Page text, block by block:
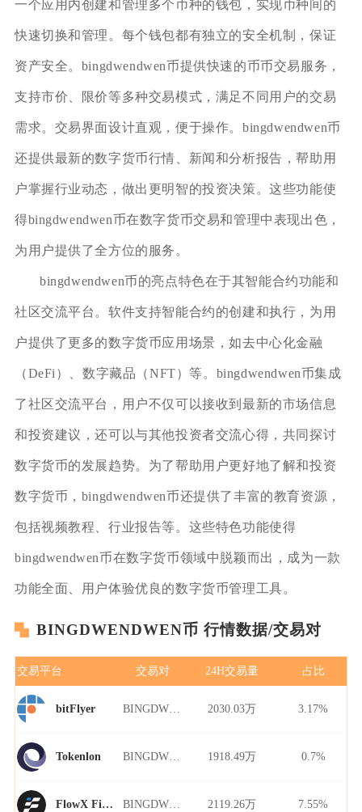
一个应用内创建和管理多个币种的钱包，实现币种间的
快速切换和管理。每个钱包都有独立的安全机制，保证
资产安全。bingdwendwen币提供快速的币币交易服务，
支持市价、限价等多种交易模式，满足不同用户的交易
需求。交易界面设计直观，便于操作。bingdwendwen币
还提供最新的数字货币行情、新闻和分析报告，帮助用
户掌握行业动态，做出更明智的投资决策。这些功能使
得bingdwendwen币在数字货币交易和管理中表现出色，
为用户提供了全方位的服务。
bingdwendwen币的亮点特色在于其智能合约功能和
社区交流平台。软件支持智能合约的创建和执行，为用
户提供了更多的数字货币应用场景，如去中心化金融
（DeFi）、数字藏品（NFT）等。bingdwendwen币集成
了社区交流平台，用户不仅可以接收到最新的市场信息
和投资建议，还可以与其他投资者交流心得，共同探讨
数字货币的发展趋势。为了帮助用户更好地了解和投资
数字货币，bingdwendwen币还提供了丰富的教育资源，
包括视频教程、行业报告等。这些特色功能使得
bingdwendwen币在数字货币领域中脱颖而出，成为一款
功能全面、用户体验优良的数字货币管理工具。
BINGDWENDWEN币 行情数据/交易对
交易平台 交易对 24H交易量 占比
bitFlyer 2030.03万 3.17%
Tokenlon 1918.49万 0.7%
FlowX Finance 2119.26万 7.55%